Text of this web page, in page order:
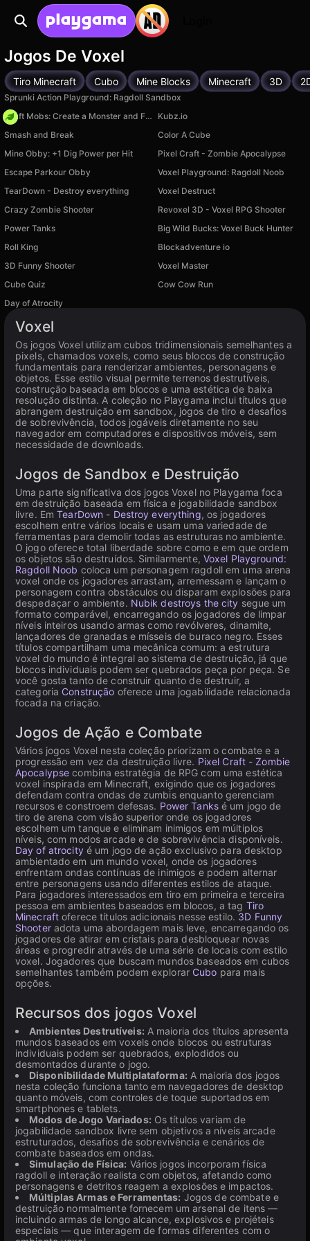
Jogos De Voxel
Tiro Minecraft Cubo Mine Blocks Minecraft 3D
Sprunki Action Playground: Ragdoll Sandbox
Craft Mobs: Create a Monster and Fight!
Kubz.io
Smash and Break
Color A Cube
Mine Obby: +1 Dig Power per Hit
Pixel Craft - Zombie Apocalypse
Escape Parkour Obby
Voxel Playground: Ragdoll Noob
TearDown - Destroy everything
Voxel Destruct
Crazy Zombie Shooter
Revoxel 3D - Voxel RPG Shooter
Power Tanks
Big Wild Bucks: Voxel Buck Hunter
Roll King
Blockadventure io
3D Funny Shooter
Voxel Master
Cube Quiz
Cow Cow Run
Disponível em PC
Day of Atrocity
Voxel
Os jogos Voxel utilizam cubos tridimensionais semelhantes a
pixels, chamados voxels, como seus blocos de construção
fundamentais para renderizar ambientes, personagens e
objetos. Esse estilo visual permite terrenos destrutíveis,
construção baseada em blocos e uma estética de baixa
resolução distinta. A coleção no Playgama inclui títulos que
abrangem destruição em sandbox, jogos de tiro e desafios
de sobrevivência, todos jogáveis diretamente no seu
navegador em computadores e dispositivos móveis, sem
necessidade de downloads.
Jogos de Sandbox e Destruição
Uma parte significativa dos jogos Voxel no Playgama foca
em destruição baseada em física e jogabilidade sandbox
livre. EmTearDown - Destroy everything, os jogadores
escolhem entre vários locais e usam uma variedade de
ferramentas para demolir todas as estruturas no ambiente.
O jogo oferece total liberdade sobre como e em que ordem
os objetos são destruídos. Similarmente, Voxel Playground:
Ragdoll Noob coloca um personagem ragdoll em uma arena
voxel onde os jogadores arrastam, arremessam e lançam o
personagem contra obstáculos ou disparam explosões para
despedaçar o ambiente. Nubik destroys the city segue um
formato comparável, encarregando os jogadores de limpar
níveis inteiros usando armas como revólveres, dinamite,
lançadores de granadas e mísseis de buraco negro. Esses
títulos compartilham uma mecânica comum: a estrutura
voxel do mundo é integral ao sistema de destruição, já que
blocos individuais podem ser quebrados peça por peça. Se
você gosta tanto de construir quanto de destruir, a
categoria Construção oferece uma jogabilidade relacionada
focada na criação.
Jogos de Ação e Combate
Vários jogos Voxel nesta coleção priorizam o combate e a
progressão em vez da destruição livre. Pixel Craft - Zombie
Apocalypse combina estratégia de RPG com uma estética
voxel inspirada em Minecraft, exigindo que os jogadores
defendam contra ondas de zumbis enquanto gerenciam
recursos e constroem defesas. Power Tanksé um jogo de
tiro de arena com visão superior onde os jogadores
escolhem um tanque e eliminam inimigos em múltiplos
níveis, com modos arcade e de sobrevivência disponíveis.
Day of atrocityé um jogo de ação exclusivo para desktop
ambientado em um mundo voxel, onde os jogadores
enfrentam ondas contínuas de inimigos e podem alternar
entre personagens usando diferentes estilos de ataque.
Para jogadores interessados em tiro em primeira e terceira
pessoa em ambientes baseados em blocos, a tag Tiro
Minecraft oferece títulos adicionais nesse estilo. 3D Funny
Shooteradota uma abordagem mais leve, encarregando os
jogadores de atirar em cristais para desbloquear novas
áreas e progredir através de uma série de locais com estilo
voxel. Jogadores que buscam mundos baseados em cubos
semelhantes também podem explorar Cubo para mais
opções.
Recursos dos jogos Voxel
Ambientes Destrutíveis: A maioria dos títulos apresenta
mundos baseados em voxels onde blocos ou estruturas
individuais podem ser quebrados, explodidos ou
desmontados durante o jogo.
Disponibilidade Multiplataforma: A maioria dos jogos
nesta coleção funciona tanto em navegadores de desktop
quanto móveis, com controles de toque suportados em
smartphones e tablets.
Modos de Jogo Variados: Os títulos variam de
jogabilidade sandbox livre sem objetivos a níveis arcade
estruturados, desafios de sobrevivência e cenários de
combate baseados em ondas.
Simulação de Física: Vários jogos incorporam física
ragdoll e interação realista com objetos, afetando como
personagens e detritos reagem a explosões e impactos.
Múltiplas Armas e Ferramentas: Jogos de combate e
destruição normalmente fornecem um arsenal de itens —
incluindo armas de longo alcance, explosivos e projéteis
especiais — que interagem de formas diferentes com o